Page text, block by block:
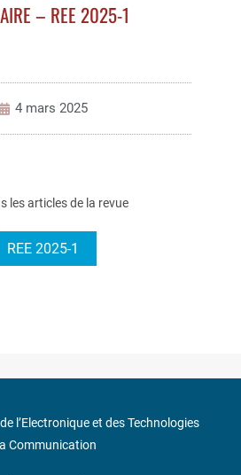
– REE 2025-1
4 mars 2025
les articles de la revue
REE 2025-1
l’Electronique et des Technologies
Communication